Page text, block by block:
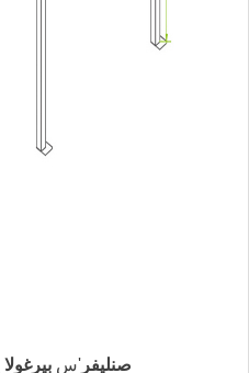
صنليفر 'س بيرغولا